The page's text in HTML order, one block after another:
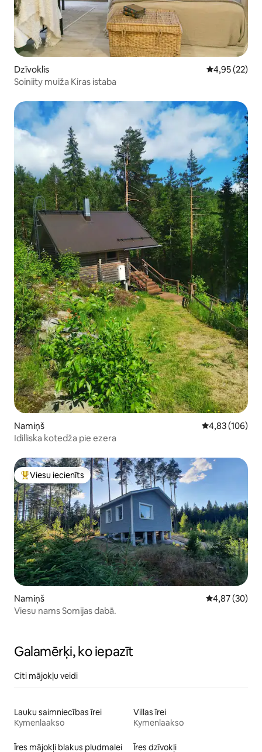
Dzīvoklis Vidējais
4,95 (22)
Soiniity muiža Kiras istaba
Namiņš Vidējais
4,83 (106)
Idilliska kotedža pie ezera
Populārs viesu iecienīts mājoklis
Viesu iecienīts
Namiņš Vidējais
4,87 (30)
Viesu nams Somijas dabā.
Galamērķi, ko iepazīt
Citi mājokļu veidi
Lauku saimniecības īrei
Kymenlaakso
Villas īrei
Kymenlaakso
Īres mājokļi blakus pludmalei Īres dzīvokļi